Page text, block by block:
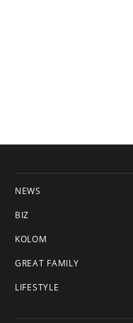
NEWS
BIZ
KOLOM
GREAT FAMILY
LIFESTYLE